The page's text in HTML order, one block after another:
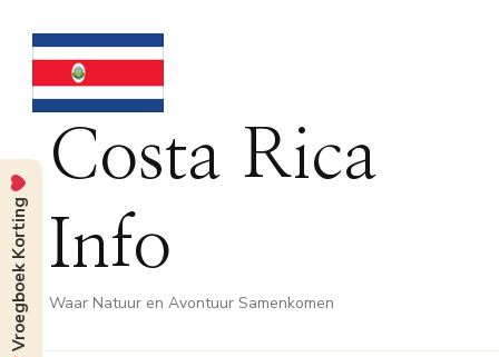
Costa Rica
Info
Waar Natuur en Avontuur Samenkomen
Vroegboek Korting